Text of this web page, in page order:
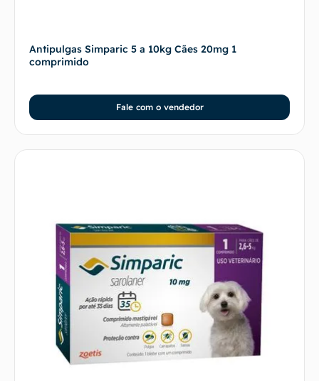
Antipulgas Simparic 5 a 10kg Cães 20mg 1
comprimido
Fale com o vendedor